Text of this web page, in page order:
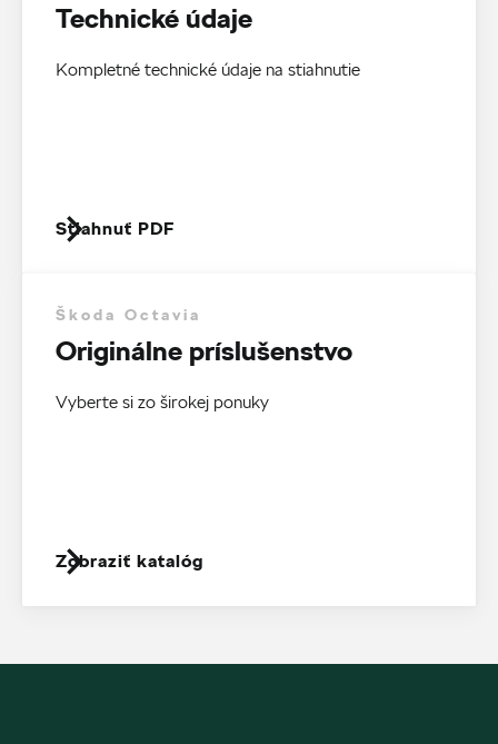
Technické údaje
Kompletné technické údaje na stiahnutie
Stiahnuť PDF
Škoda Octavia
Originálne príslušenstvo
Vyberte si zo širokej ponuky
Zobraziť katalóg